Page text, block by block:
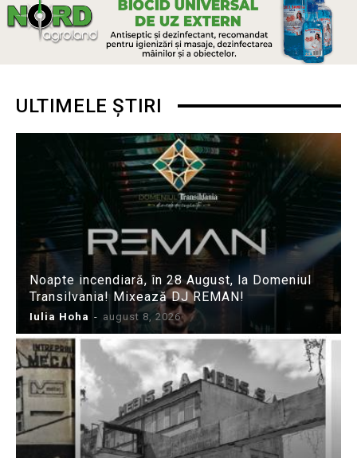
ULTIMELE ȘTIRI
Noapte incendiară, în 28 August, la Domeniul
Transilvania! Mixează DJ REMAN!
Iulia Hoha - august 8, 2026